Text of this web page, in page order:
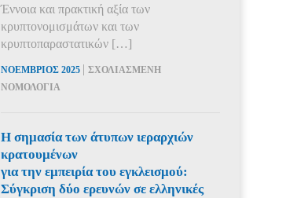
Έννοια και πρακτική αξία των
κρυπτονομισμάτων και των
κρυπτοπαραστατικών […]
ΝΟΕΜΒΡΙΟΣ 2025 | ΣΧΟΛΙΑΣΜΕΝΗ
ΝΟΜΟΛΟΓΙΑ
Η σημασία των άτυπων ιεραρχιών
κρατουμένων
για την εμπειρία του εγκλεισμού:
Σύγκριση δύο ερευνών σε ελληνικές